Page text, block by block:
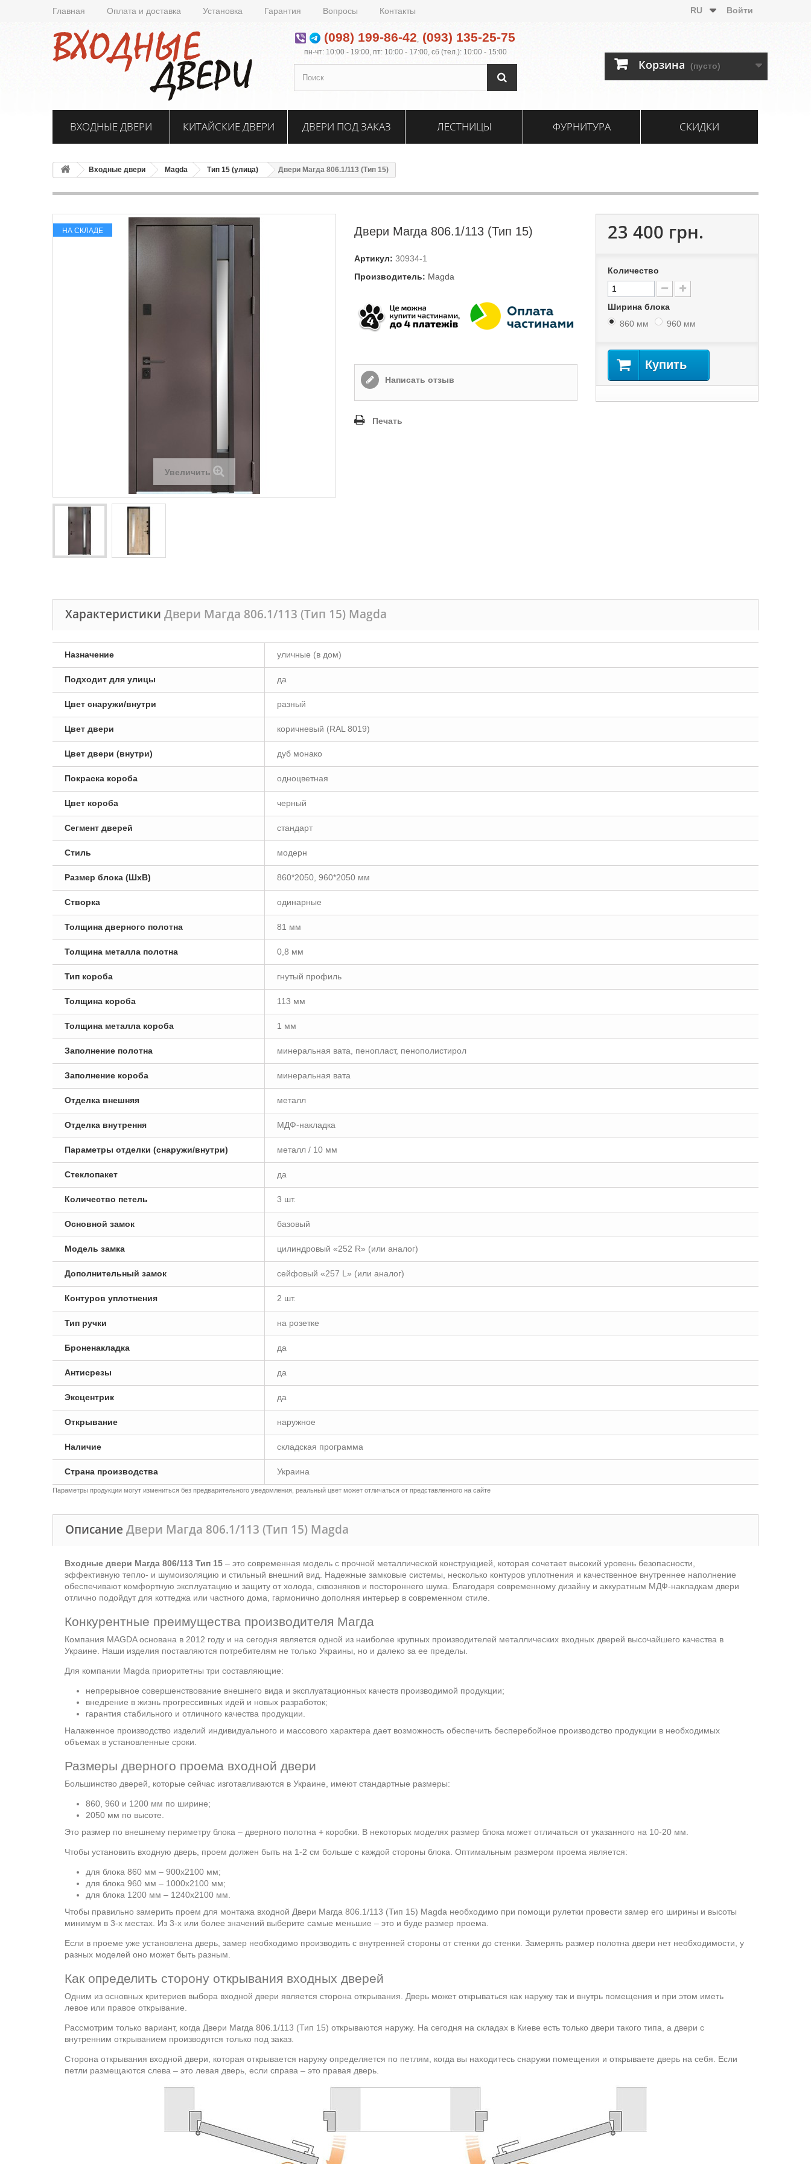
Главная Оплата и доставка Установка Гарантия Вопросы Контакты Войти
RU
(098) 199-86-42, (093) 135-25-75
пн-чт: 10:00 - 19:00, пт: 10:00 - 17:00, сб (тел.): 10:00 - 15:00
Корзина (пусто)
ВХОДНЫЕ ДВЕРИ КИТАЙСКИЕ ДВЕРИ ДВЕРИ ПОД ЗАКАЗ ЛЕСТНИЦЫ ФУРНИТУРА СКИДКИ
Входные двери Magda Тип 15 (улица) Двери Магда 806.1/113 (Тип 15)
НА СКЛАДЕ
Увеличить
Двери Магда 806.1/113 (Тип 15)
Артикул: 30934-1
Производитель: Magda
Написать отзыв
Печать
23 400 грн.
Количество
Ширина блока
860 мм
960 мм
Купить
Характеристики Двери Магда 806.1/113 (Тип 15) Magda
Назначение уличные (в дом)
Подходит для улицы да
Цвет снаружи/внутри разный
Цвет двери коричневый (RAL 8019)
Цвет двери (внутри) дуб монако
Покраска короба одноцветная
Цвет короба черный
Сегмент дверей стандарт
Стиль модерн
Размер блока (ШxВ) 860*2050, 960*2050 мм
Створка одинарные
Толщина дверного полотна 81 мм
Толщина металла полотна 0,8 мм
Тип короба гнутый профиль
Толщина короба 113 мм
Толщина металла короба 1 мм
Заполнение полотна минеральная вата, пенопласт, пенополистирол
Заполнение короба минеральная вата
Отделка внешняя металл
Отделка внутрення МДФ-накладка
Параметры отделки (снаружи/внутри) металл / 10 мм
Стеклопакет да
Количество петель 3 шт.
Основной замок базовый
Модель замка цилиндровый «252 R» (или аналог)
Дополнительный замок сейфовый «257 L» (или аналог)
Контуров уплотнения 2 шт.
Тип ручки на розетке
Броненакладка да
Антисрезы да
Эксцентрик да
Открывание наружное
Наличие складская программа
Страна производства Украина
Параметры продукции могут измениться без предварительного уведомления, реальный цвет может отличаться от представленного на сайте
Описание Двери Магда 806.1/113 (Тип 15) Magda
Входные двери Магда 806/113 Тип 15 – это современная модель с прочной металлической конструкцией, которая сочетает высокий уровень безопасности,
эффективную тепло- и шумоизоляцию и стильный внешний вид. Надежные замковые системы, несколько контуров уплотнения и качественное внутреннее наполнение
обеспечивают комфортную эксплуатацию и защиту от холода, сквозняков и постороннего шума. Благодаря современному дизайну и аккуратным МДФ-накладкам двери
отлично подойдут для коттеджа или частного дома, гармонично дополняя интерьер в современном стиле.
Конкурентные преимущества производителя Магда
Компания MAGDA основана в 2012 году и на сегодня является одной из наиболее крупных производителей металлических входных дверей высочайшего качества в
Украине. Наши изделия поставляются потребителям не только Украины, но и далеко за ее пределы.
Для компании Magda приоритетны три составляющие:
непрерывное совершенствование внешнего вида и эксплуатационных качеств производимой продукции;
внедрение в жизнь прогрессивных идей и новых разработок;
гарантия стабильного и отличного качества продукции.
Налаженное производство изделий индивидуального и массового характера дает возможность обеспечить бесперебойное производство продукции в необходимых
объемах в установленные сроки.
Размеры дверного проема входной двери
Большинство дверей, которые сейчас изготавливаются в Украине, имеют стандартные размеры:
860, 960 и 1200 мм по ширине;
2050 мм по высоте.
Это размер по внешнему периметру блока – дверного полотна + коробки. В некоторых моделях размер блока может отличаться от указанного на 10-20 мм.
Чтобы установить входную дверь, проем должен быть на 1-2 см больше с каждой стороны блока. Оптимальным размером проема является:
для блока 860 мм – 900х2100 мм;
для блока 960 мм – 1000х2100 мм;
для блока 1200 мм – 1240х2100 мм.
Чтобы правильно замерить проем для монтажа входной Двери Магда 806.1/113 (Тип 15) Magda необходимо при помощи рулетки провести замер его ширины и высоты
минимум в 3-х местах. Из 3-х или более значений выберите самые меньшие – это и буде размер проема.
Если в проеме уже установлена дверь, замер необходимо производить с внутренней стороны от стенки до стенки. Замерять размер полотна двери нет необходимости, у
разных моделей оно может быть разным.
Как определить сторону открывания входных дверей
Одним из основных критериев выбора входной двери является сторона открывания. Дверь может открываться как наружу так и внутрь помещения и при этом иметь
левое или правое открывание.
Рассмотрим только вариант, когда Двери Магда 806.1/113 (Тип 15) открываются наружу. На сегодня на складах в Киеве есть только двери такого типа, а двери с
внутренним открыванием производятся только под заказ.
Сторона открывания входной двери, которая открывается наружу определяется по петлям, когда вы находитесь снаружи помещения и открываете дверь на себя. Если
петли размещаются слева – это левая дверь, если справа – это правая дверь.